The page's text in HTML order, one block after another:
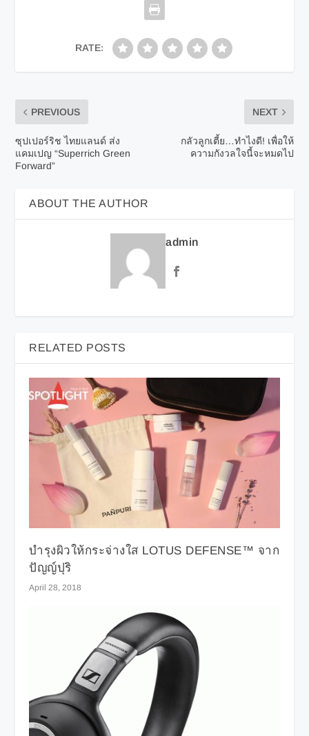
RATE:
PREVIOUS
ซุปเปอร์ริช ไทยแลนด์ ส่ง
แคมเปญ “Superrich Green
Forward”
NEXT
กลัวลูกเตี้ย…ทำไงดี! เพื่อให้
ความกังวลใจนี้จะหมดไป
ABOUT THE AUTHOR
admin
RELATED POSTS
บำรุงผิวให้กระจ่างใส LOTUS DEFENSE™ จาก
ปัญญ์ปุริ
April 28, 2018